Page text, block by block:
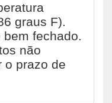
graus F).
fechado.
não
o prazo de